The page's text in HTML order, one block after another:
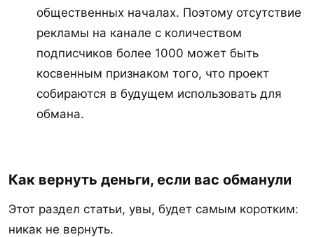
общественных началах. Поэтому отсутствие
рекламы на канале с количеством
подписчиков более 1000 может быть
косвенным признаком того, что проект
собираются в будущем использовать для
обмана.
Как вернуть деньги, если вас обманули​
Этот раздел статьи, увы, будет самым коротким:
никак не вернуть.